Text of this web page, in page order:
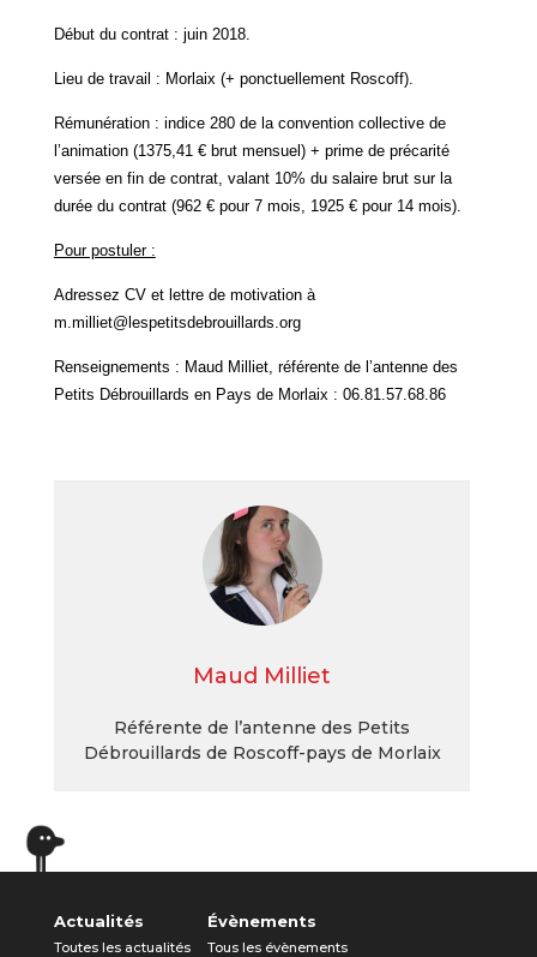
Début du contrat : juin 2018.
Lieu de travail : Morlaix (+ ponctuellement Roscoff).
Rémunération : indice 280 de la convention collective de
l’animation (1375,41 € brut mensuel) + prime de précarité
versée en fin de contrat, valant 10% du salaire brut sur la
durée du contrat (962 € pour 7 mois, 1925 € pour 14 mois).
Pour postuler :
Adressez CV et lettre de motivation à
m.milliet@lespetitsdebrouillards.org
Renseignements : Maud Milliet, référente de l’antenne des
Petits Débrouillards en Pays de Morlaix : 06.81.57.68.86
Maud Milliet
Référente de l’antenne des Petits
Débrouillards de Roscoff-pays de Morlaix
Actualités
Toutes les actualités
Évènements
Tous les évènements